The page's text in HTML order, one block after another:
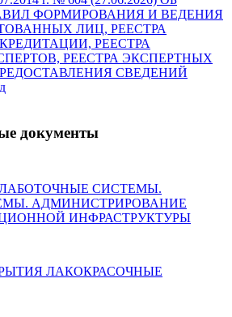
ФОРМИРОВАНИЯ И ВЕДЕНИЯ
ЛИЦ, РЕЕСТРА
РЕЕСТРА
РЕЕСТРА ЭКСПЕРТНЫХ
СВЕДЕНИЙ
документы
СЛАБОТОЧНЫЕ СИСТЕМЫ.
АДМИНИСТРИРОВАНИЕ
ИНФРАСТРУКТУРЫ
ЛАКОКРАСОЧНЫЕ